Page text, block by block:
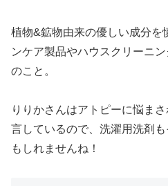
植物&鉱物由来の優しい成分を
ンケア製品やハウスクリーニ
のこと。
りりかさんはアトピーに悩ま
言しているので、洗濯用洗剤
もしれませんね！